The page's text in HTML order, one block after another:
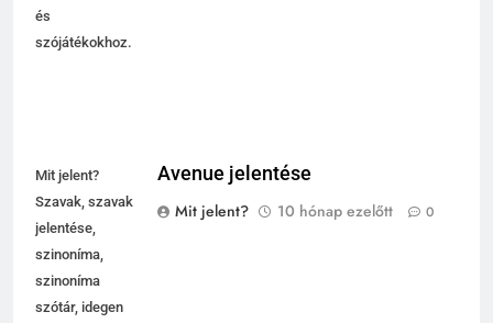
és
szójátékokhoz.
Mit jelent?
Szavak, szavak
jelentése,
szinoníma,
szinoníma
szótár, idegen
Avenue jelentése
Mit jelent?
10 hónap ezelőtt 0